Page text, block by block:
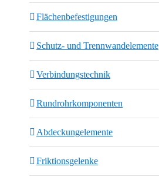
Flächenbefestigungen
Schutz- und Trennwandelemente
Verbindungstechnik
Rundrohrkomponenten
Abdeckungelemente
Friktionsgelenke